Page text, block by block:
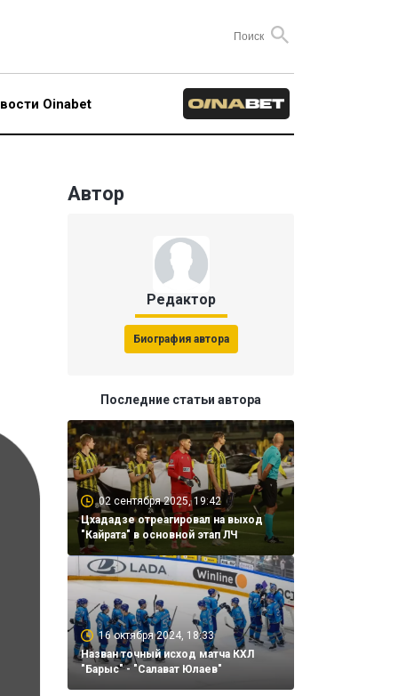
Oinabet
Автор
Редактор
Биография автора
Последние статьи автора
02 сентября 2025, 19:42
Цхададзе отреагировал на выход
"Кайрата" в основной этап ЛЧ
16 октября 2024, 18:33
Назван точный исход матча КХЛ
"Барыс" - "Салават Юлаев"